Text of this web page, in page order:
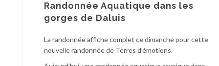
Randonnée Aquatique dans les
gorges de Daluis
La randonnée affiche complet ce dimanche pour cette
nouvelle randonnée de Terres d’émotions.